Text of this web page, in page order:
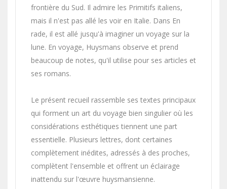
frontière du Sud. Il admire les Primitifs italiens,
mais il n'est pas allé les voir en Italie. Dans En
rade, il est allé jusqu'à imaginer un voyage sur la
lune. En voyage, Huysmans observe et prend
beaucoup de notes, qu'il utilise pour ses articles et
ses romans.
Le présent recueil rassemble ses textes principaux
qui forment un art du voyage bien singulier où les
considérations esthétiques tiennent une part
essentielle. Plusieurs lettres, dont certaines
complètement inédites, adressés à des proches,
complètent l'ensemble et offrent un éclairage
inattendu sur l'œuvre huysmansienne.